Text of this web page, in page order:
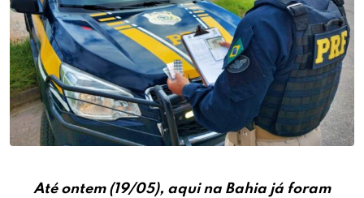
Até ontem (19/05), aqui na Bahia já foram